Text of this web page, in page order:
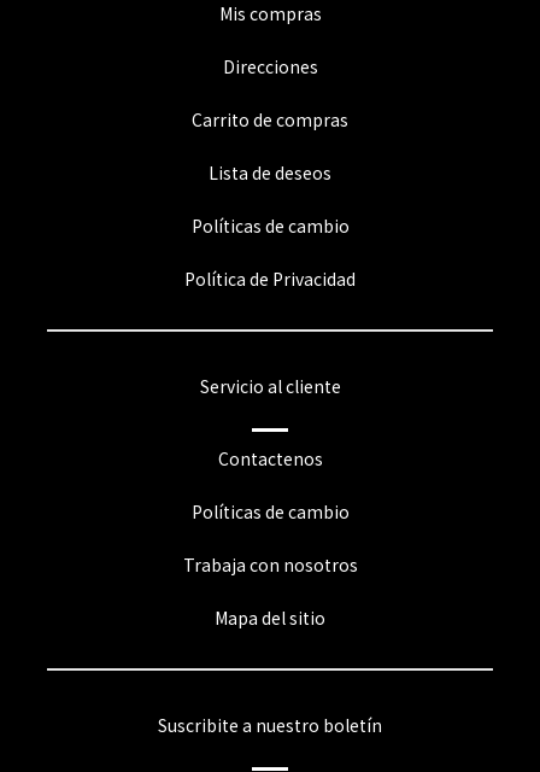
Mis compras
Direcciones
Carrito de compras
Lista de deseos
Políticas de cambio
Política de Privacidad
Servicio al cliente
Contactenos
Políticas de cambio
Trabaja con nosotros
Mapa del sitio
Suscribite a nuestro boletín